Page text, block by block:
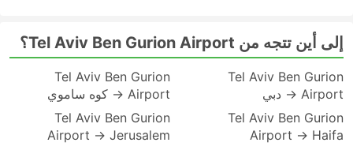
إلى أين تتجه من Tel Aviv Ben Gurion Airport؟
Tel Aviv Ben Gurion
Airport → دبي
Tel Aviv Ben Gurion
Airport → Haifa
Tel Aviv Ben Gurion
Airport → كوه ساموي
Tel Aviv Ben Gurion
Airport → Jerusalem